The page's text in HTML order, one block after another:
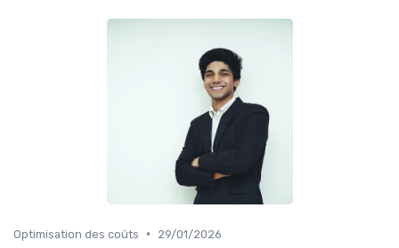
Optimisation des coûts • 29/01/2026